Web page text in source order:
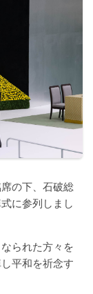
の下、石破総
に参列しまし
られた方々を
平和を祈念す